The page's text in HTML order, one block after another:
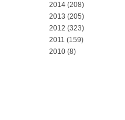
2014 (208)
2013 (205)
2012 (323)
2011 (159)
2010 (8)